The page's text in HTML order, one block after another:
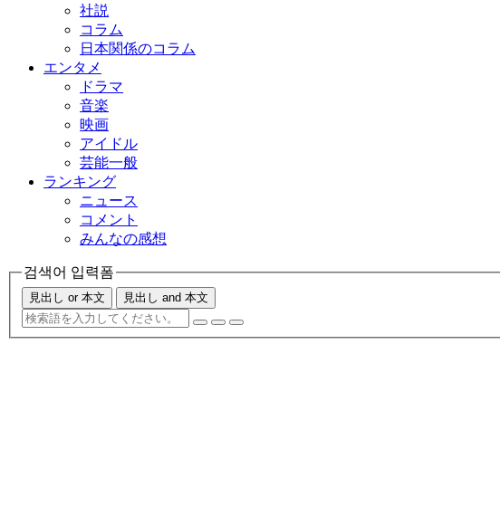
社説
コラム
日本関係のコラム
エンタメ
ドラマ
音楽
映画
アイドル
芸能一般
ランキング
ニュース
コメント
みんなの感想
검색어 입력폼
見出し or 本文 見出し and 本文